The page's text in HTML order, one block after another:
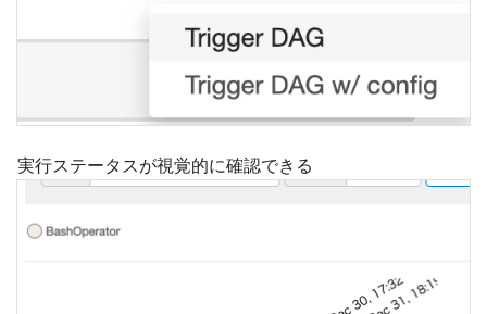
実行ステータスが視覚的に確認できる